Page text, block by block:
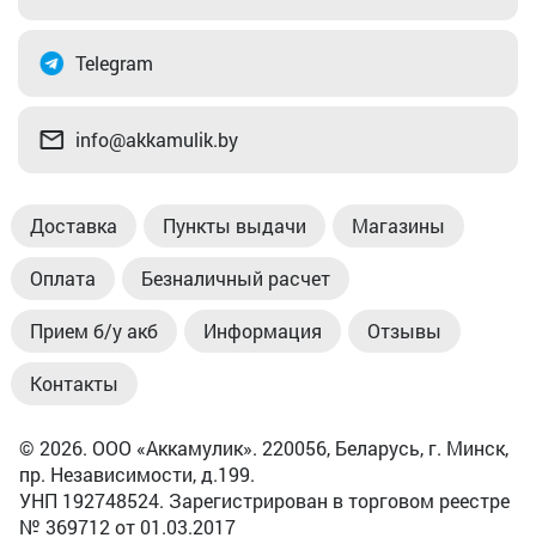
Telegram
info@akkamulik.by
Доставка Пункты выдачи Магазины
Оплата Безналичный расчет
Прием б/у акб Информация Отзывы
Контакты
© 2026. ООО «Аккамулик». 220056, Беларусь, г. Минск,
пр. Независимости, д.199.
УНП 192748524. Зарегистрирован в торговом реестре
№ 369712 от 01.03.2017